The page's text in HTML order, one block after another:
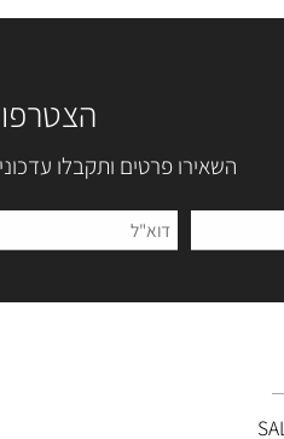
הצטרפו
השאירו פרטים ותקבלו עדכונים